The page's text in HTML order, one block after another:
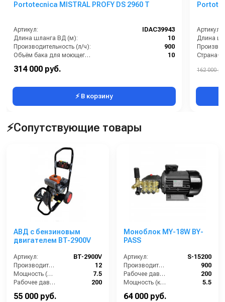
Portotecnica MISTRAL PROFY DS 2960 T
Артикул:
IDAC39943
Длина шланга ВД (м):
10
Производительность (л/ч):
900
Объём бака для моющего средства (л):
10
Расход топлива (кг/ч):
314 000 руб.
⚡ В корзину
Артикул:
Длина
Страна-
162 000
⚡Сопутствующие товары
АВД с бензиновым
двигателем BT-2900V
Артикул:
BT-2900V
Производительность (л/мин):
12
Мощность (л.с.):
7.5
Рабочее давление (бар):
200
Обороты двигателя (об/мин):
55 000 руб.
Моноблок MY-18W BY-
PASS
Артикул:
S-15200
Производительность (л/ч):
900
Рабочее давление (бар):
200
Мощность (кВт):
5.5
Электропитание (В):
64 000 руб.